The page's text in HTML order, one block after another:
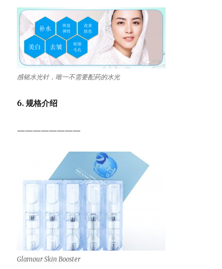
感铭水光针，唯一不需要配药的水光
6. 规格介绍
————————
Glamour Skin Booster